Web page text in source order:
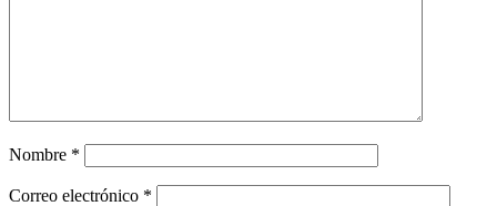
Nombre *
Correo electrónico *